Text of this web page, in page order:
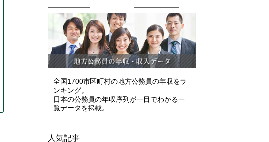
全国1700市区町村の地方公務員の年収をラ
ンキング。
日本の公務員の年収序列が一目でわかる一
覧データを掲載。
人気記事